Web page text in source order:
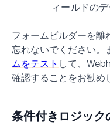
ィールドの
フォームビルダーを離
忘れないでください。
ムをテスト して、
確認することをお勧め
条件付きロジック